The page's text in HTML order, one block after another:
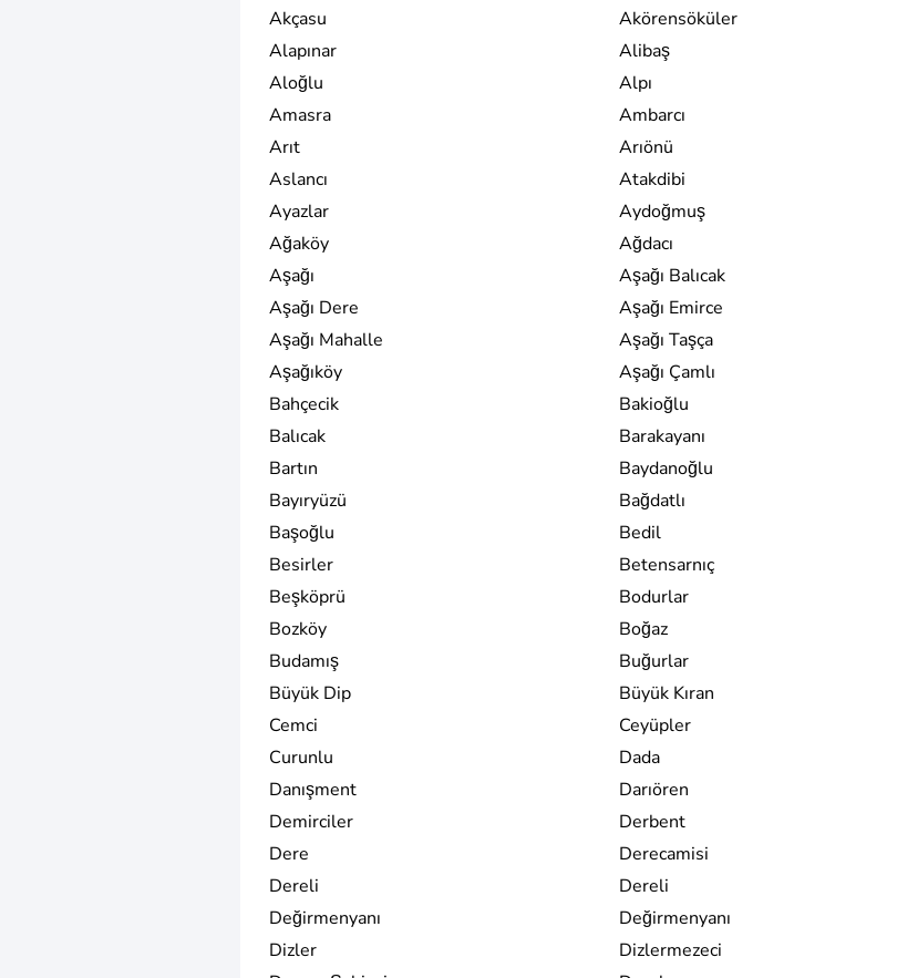
Akçasu
Akörensöküler
Alapınar
Alibaş
Aloğlu
Alpı
Amasra
Ambarcı
Arıt
Arıönü
Aslancı
Atakdibi
Ayazlar
Aydoğmuş
Ağaköy
Ağdacı
Aşağı
Aşağı Balıcak
Aşağı Dere
Aşağı Emirce
Aşağı Mahalle
Aşağı Taşça
Aşağıköy
Aşağı Çamlı
Bahçecik
Bakioğlu
Balıcak
Barakayanı
Bartın
Baydanoğlu
Bayıryüzü
Bağdatlı
Başoğlu
Bedil
Besirler
Betensarnıç
Beşköprü
Bodurlar
Bozköy
Boğaz
Budamış
Buğurlar
Büyük Dip
Büyük Kıran
Cemci
Ceyüpler
Curunlu
Dada
Danışment
Darıören
Demirciler
Derbent
Dere
Derecamisi
Dereli
Dereli
Değirmenyanı
Değirmenyanı
Dizler
Dizlermezeci